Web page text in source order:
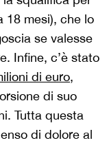
18 mesi), che lo
se valesse
Infine, c’è stato
di euro,
di suo
Tutta questa
di dolore al